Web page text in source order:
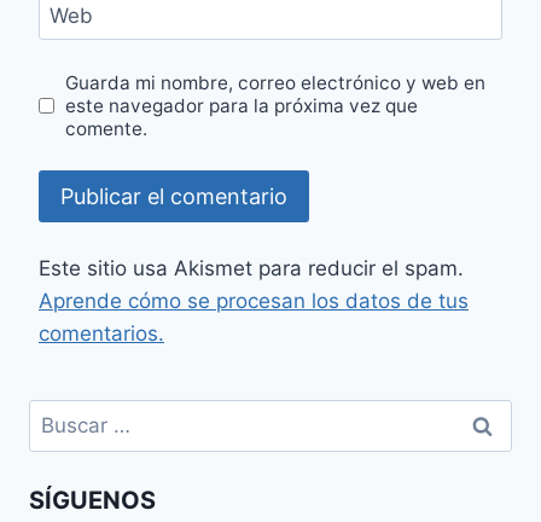
Web
Guarda mi nombre, correo electrónico y web en
este navegador para la próxima vez que
comente.
Este sitio usa Akismet para reducir el spam.
Aprende cómo se procesan los datos de tus
comentarios.
Buscar:
SÍGUENOS